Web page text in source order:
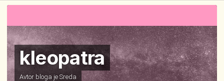
kleopatra
Avtor bloga jeSreda